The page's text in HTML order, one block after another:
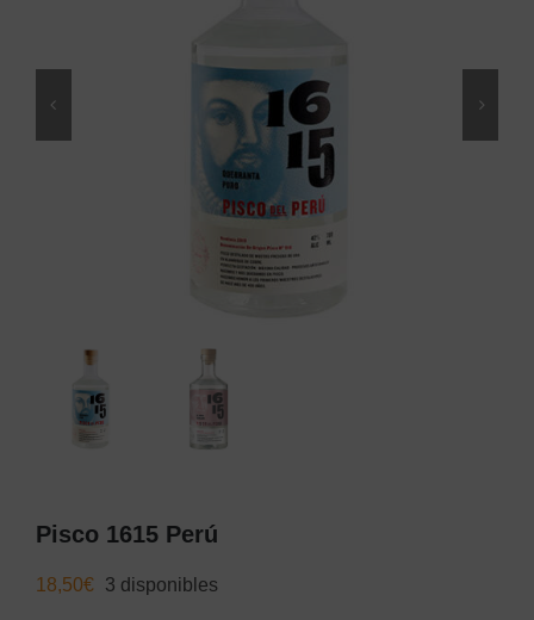
Pisco 1615 Perú
18,50€ 3 disponibles